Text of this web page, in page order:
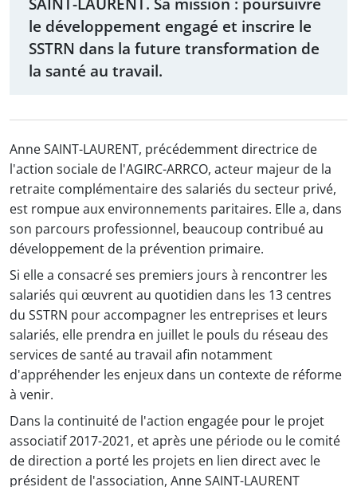
le développement engagé et inscrire le
SSTRN dans la future transformation de
la santé au travail.
Anne SAINT-LAURENT, précédemment directrice de
l'action sociale de l'AGIRC-ARRCO, acteur majeur de la
retraite complémentaire des salariés du secteur privé,
est rompue aux environnements paritaires. Elle a, dans
son parcours professionnel, beaucoup contribué au
développement de la prévention primaire.
Si elle a consacré ses premiers jours à rencontrer les
salariés qui œuvrent au quotidien dans les 13 centres
du SSTRN pour accompagner les entreprises et leurs
salariés, elle prendra en juillet le pouls du réseau des
services de santé au travail afin notamment
d'appréhender les enjeux dans un contexte de réforme
à venir.
Dans la continuité de l'action engagée pour le projet
associatif 2017-2021, et après une période ou le comité
de direction a porté les projets en lien direct avec le
président de l'association, Anne SAINT-LAURENT